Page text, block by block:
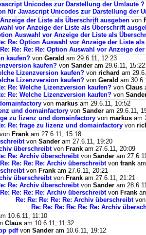
Unicodes zur Darstellung der Umlaute ?
für Javascript Unicodes zur Darstellung der
der Liste als Überschrift ausgeben von
vor Anzeige der Liste als Überschrift
Auswahl vor Anzeige der Liste als
Re: Option Auswahl vor Anzeige der Liste
Re: Re: Re: Re: Option Auswahl vor Anzeige
kaufen? von Gerald am 29.6.11, 12:23
kaufen? von Sander am 29.6.11, 15:22
Lizenzversion kaufen? von richard am
Lizenzversion kaufen? von Gerald am
Re: Welche Lizenzversion kaufen? von Claus
Re: Welche Lizenzversion kaufen? von
von markus am 29.6.11, 10:52
und domainfactory von Sander am 29.6.11,
zu lizenz und domainfactory von markus am
Re: frage zu lizenz und domainfactory von
Frank am 27.6.11, 15:18
von Sander am 27.6.11, 19:20
überschreibtvon Frank am 27.6.11, 20:09
Re: Archiv überschreibtvon Sander am
Re: Re: Re: Re: Archiv überschreibtvon frank
von Frank am 27.6.11, 20:21
überschreibtvon Frank am 27.6.11, 21:21
Re: Archiv überschreibtvon Sander am
Re: Re: Re: Re: Archiv überschreibtvon Frank
Re: Re: Re: Re: Re: Archiv überschreibtvon
Re: Re: Re: Re: Re: Re: Archiv
10.6.11, 11:10
Claus am 10.6.11, 11:32
pdfvon Sander am 10.6.11, 19:12